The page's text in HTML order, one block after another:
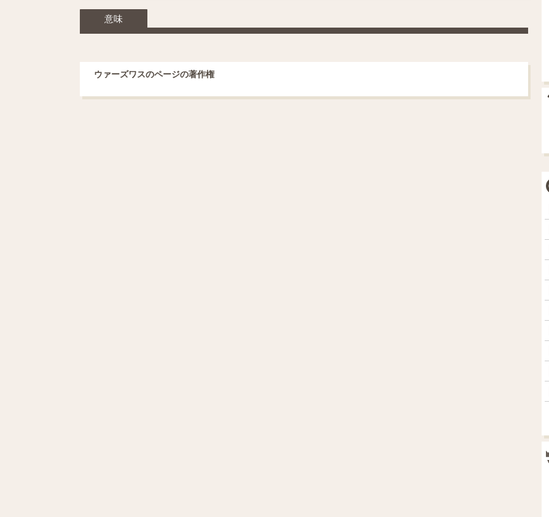
意味
ウァーズワスのページの著作権